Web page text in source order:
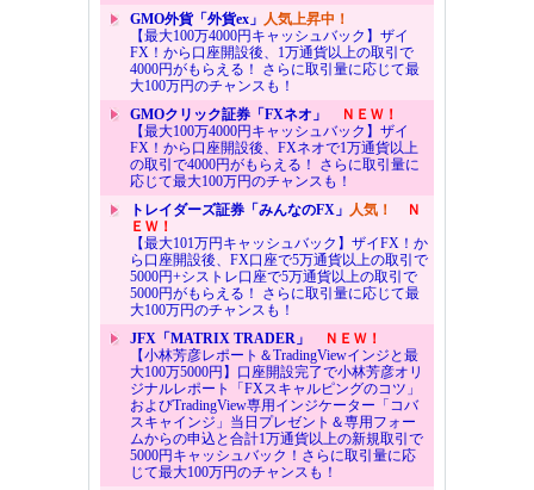
GMO外貨「外貨ex」 人気上昇中！
【最大100万4000円キャッシュバック】ザイ
FX！から口座開設後、1万通貨以上の取引で
4000円がもらえる！ さらに取引量に応じて最
大100万円のチャンスも！
GMOクリック証券「FXネオ」
ＮＥＷ！
【最大100万4000円キャッシュバック】ザイ
FX！から口座開設後、FXネオで1万通貨以上
の取引で4000円がもらえる！ さらに取引量に
応じて最大100万円のチャンスも！
トレイダーズ証券「みんなのFX」 人気！
Ｎ
ＥＷ！
【最大101万円キャッシュバック】ザイFX！か
ら口座開設後、FX口座で5万通貨以上の取引で
5000円+シストレ口座で5万通貨以上の取引で
5000円がもらえる！ さらに取引量に応じて最
大100万円のチャンスも！
JFX「MATRIX TRADER」
ＮＥＷ！
【小林芳彦レポート＆TradingViewインジと最
大100万5000円】口座開設完了で小林芳彦オリ
ジナルレポート「FXスキャルピングのコツ」
およびTradingView専用インジケーター「コバ
スキャインジ」当日プレゼント＆専用フォー
ムからの申込と合計1万通貨以上の新規取引で
5000円キャッシュバック！さらに取引量に応
じて最大100万円のチャンスも！